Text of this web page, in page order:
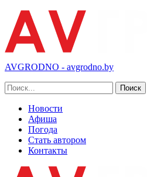
AVGRODNO - avgrodno.by
Новости
Афиша
Погода
Стать автором
Контакты